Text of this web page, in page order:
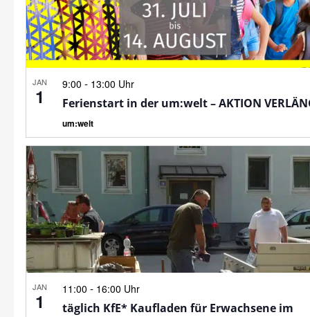
JAN
1
9:00 - 13:00 Uhr
Ferienstart in der um:welt – AKTION
um:welt
JAN
1
11:00 - 16:00 Uhr
täglich KfE* Kaufladen für Erwachsene im